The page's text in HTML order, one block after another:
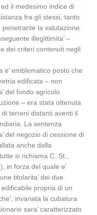
il medesimo indice di
fra gli stessi, tanto
penetrante la valutazione
illegittimita’ –
dei criteri contenuti negli
emblematico posto che
edificata – non
del fondo agricolo
– era stata ottenuta
terreni distanti aventi il
La sentenza
del negozio di cessione di
anche dalla
si richiama C. St.,
in forza del quale e’
titolarita’ dei due
propria di un
invariata la cubatura
sara’ caratterizzato